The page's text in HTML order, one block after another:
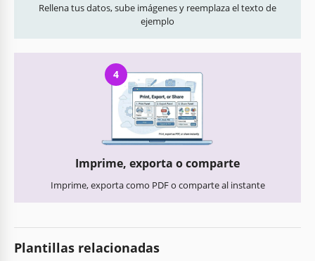
Rellena tus datos, sube imágenes y reemplaza el texto de
ejemplo
4
Imprime, exporta o comparte
Imprime, exporta como PDF o comparte al instante
Plantillas relacionadas